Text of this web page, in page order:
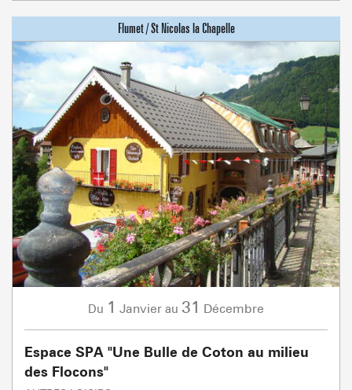
Du 1 Janvier au 31 Décembre
Espace SPA "Une Bulle de Coton au milieu
des Flocons"